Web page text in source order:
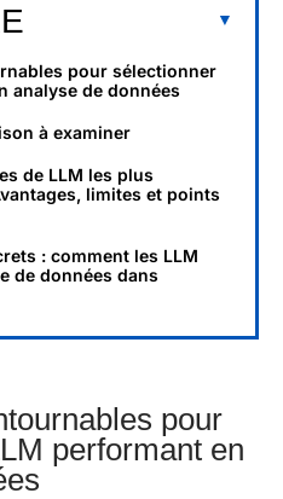
pour sélectionner
analyse de données
à examiner
de LLM les plus
limites et points
: comment les LLM
de données dans
pour
performant en